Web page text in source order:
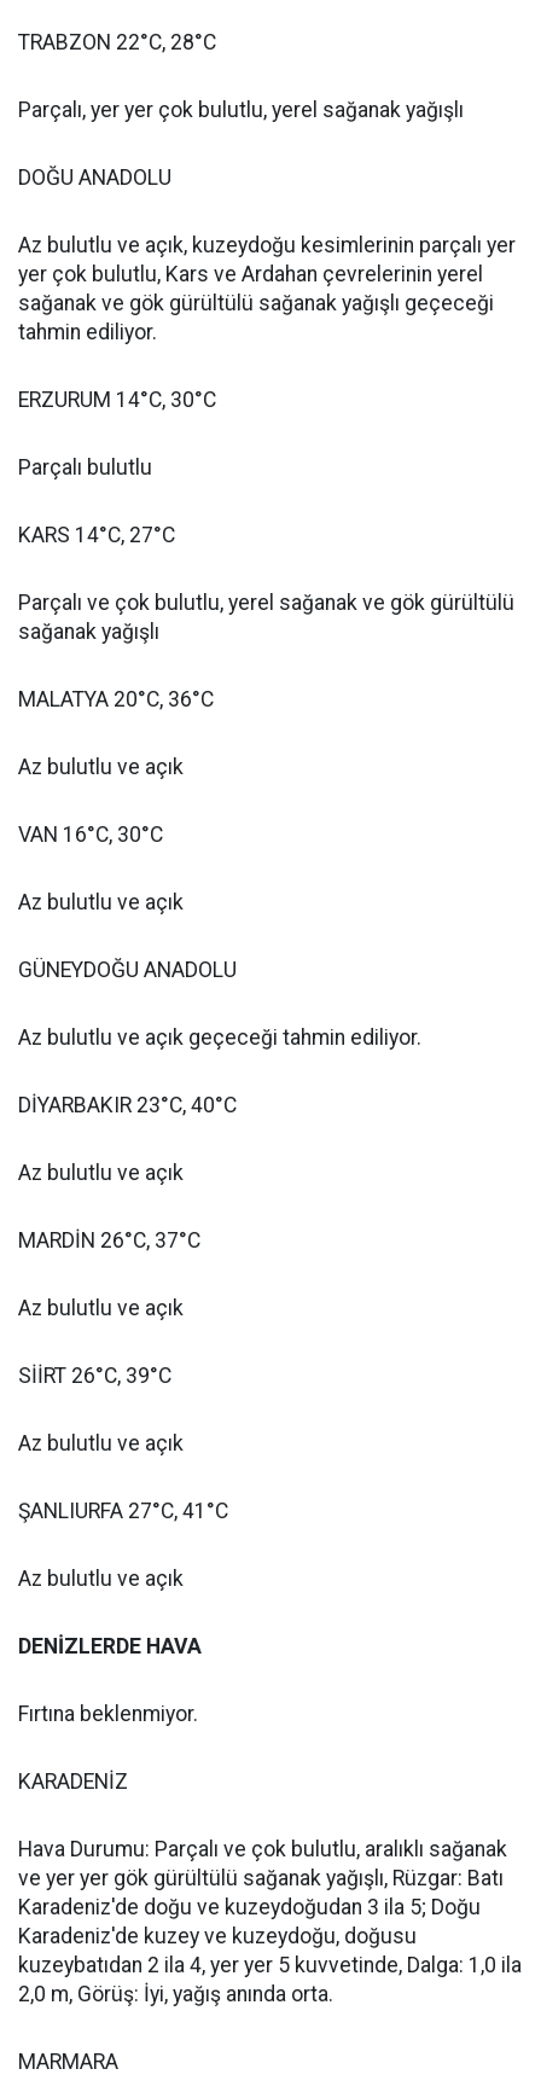
TRABZON 22°C, 28°C
Parçalı, yer yer çok bulutlu, yerel sağanak yağışlı
DOĞU ANADOLU
Az bulutlu ve açık, kuzeydoğu kesimlerinin parçalı yer
yer çok bulutlu, Kars ve Ardahan çevrelerinin yerel
sağanak ve gök gürültülü sağanak yağışlı geçeceği
tahmin ediliyor.
ERZURUM 14°C, 30°C
Parçalı bulutlu
KARS 14°C, 27°C
Parçalı ve çok bulutlu, yerel sağanak ve gök gürültülü
sağanak yağışlı
MALATYA 20°C, 36°C
Az bulutlu ve açık
VAN 16°C, 30°C
Az bulutlu ve açık
GÜNEYDOĞU ANADOLU
Az bulutlu ve açık geçeceği tahmin ediliyor.
DİYARBAKIR 23°C, 40°C
Az bulutlu ve açık
MARDİN 26°C, 37°C
Az bulutlu ve açık
SİİRT 26°C, 39°C
Az bulutlu ve açık
ŞANLIURFA 27°C, 41°C
Az bulutlu ve açık
DENİZLERDE HAVA
Fırtına beklenmiyor.
KARADENİZ
Hava Durumu: Parçalı ve çok bulutlu, aralıklı sağanak
ve yer yer gök gürültülü sağanak yağışlı, Rüzgar: Batı
Karadeniz'de doğu ve kuzeydoğudan 3 ila 5; Doğu
Karadeniz'de kuzey ve kuzeydoğu, doğusu
kuzeybatıdan 2 ila 4, yer yer 5 kuvvetinde, Dalga: 1,0 ila
2,0 m, Görüş: İyi, yağış anında orta.
MARMARA